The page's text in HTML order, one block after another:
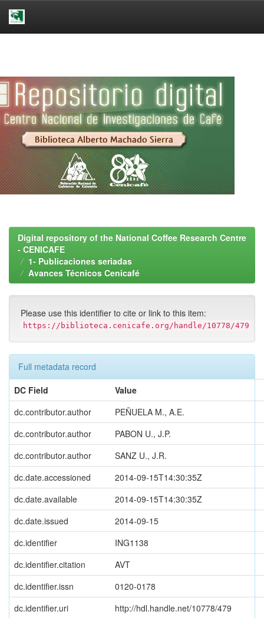
Digital repository of the National Coffee Research Centre
- CENICAFE
1- Publicaciones seriadas
Avances Técnicos Cenicafé
Please use this identifier to cite or link to this item:
https://biblioteca.cenicafe.org/handle/10778/479
Full metadata record
DC Field
Value
dc.contributor.author
PEÑUELA M., A.E.
dc.contributor.author
PABON U., J.P.
dc.contributor.author
SANZ U., J.R.
dc.date.accessioned
2014-09-15T14:30:35Z
dc.date.available
2014-09-15T14:30:35Z
dc.date.issued
2014-09-15
dc.identifier
ING1138
dc.identifier.citation
AVT
dc.identifier.issn
0120-0178
dc.identifier.uri
http://hdl.handle.net/10778/479